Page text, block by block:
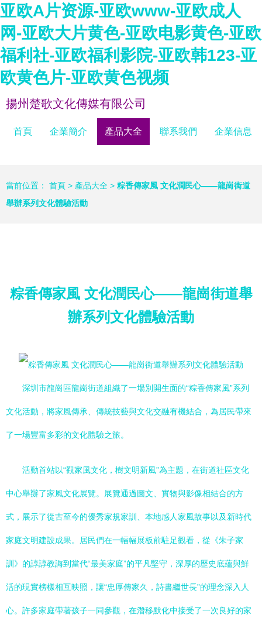
亚欧A片资源-亚欧www-亚欧成人
网-亚欧大片黄色-亚欧电影黄色-亚欧
福利社-亚欧福利影院-亚欧韩123-亚
欧黄色片-亚欧黄色视频
揚州楚歌文化傳媒有限公司
首頁 企業簡介 產品大全 聯系我們 企業信息
當前位置： 首頁 > 產品大全 > 粽香傳家風 文化潤民心——龍崗街道
舉辦系列文化體驗活動
粽香傳家風 文化潤民心——龍崗街道舉
辦系列文化體驗活動
深圳市龍崗區龍崗街道組織了一場別開生面的“粽香傳家風”系列
文化活動，將家風傳承、傳統技藝與文化交融有機結合，為居民帶來
了一場豐富多彩的文化體驗之旅。
活動首站以“觀家風文化，樹文明新風”為主題，在街道社區文化
中心舉辦了家風文化展覽。展覽通過圖文、實物與影像相結合的方
式，展示了從古至今的優秀家規家訓、本地感人家風故事以及新時代
家庭文明建設成果。居民們在一幅幅展板前駐足觀看，從《朱子家
訓》的諄諄教誨到當代“最美家庭”的平凡堅守，深厚的歷史底蘊與鮮
活的現實榜樣相互映照，讓“忠厚傳家久，詩書繼世長”的理念深入人
心。許多家庭帶著孩子一同參觀，在潛移默化中接受了一次良好的家